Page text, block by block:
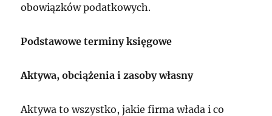
obowiązków podatkowych.
Podstawowe terminy księgowe
Aktywa, obciążenia i zasoby własny
Aktywa to wszystko, jakie firma włada i co